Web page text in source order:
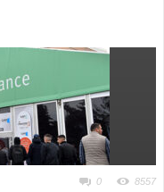
0 8557